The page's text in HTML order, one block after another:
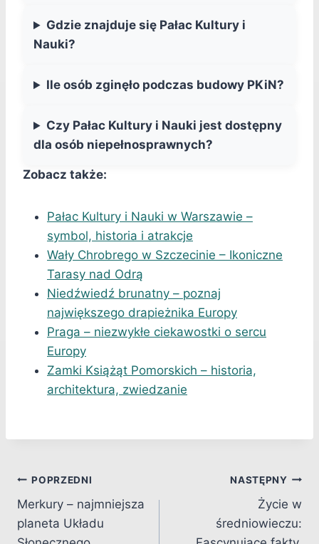
Gdzie znajduje się Pałac Kultury i
Nauki?
Ile osób zginęło podczas budowy PKiN?
Czy Pałac Kultury i Nauki jest dostępny
dla osób niepełnosprawnych?
Zobacz także:
Pałac Kultury i Nauki w Warszawie –
symbol, historia i atrakcje
Wały Chrobrego w Szczecinie – Ikoniczne
Tarasy nad Odrą
Niedźwiedź brunatny – poznaj
największego drapieżnika Europy
Praga – niezwykłe ciekawostki o sercu
Europy
Zamki Książąt Pomorskich – historia,
architektura, zwiedzanie
Nawigacja
wpisu
POPRZEDNI
Merkury – najmniejsza
planeta Układu
NASTĘPNY
Życie w
średniowieczu: